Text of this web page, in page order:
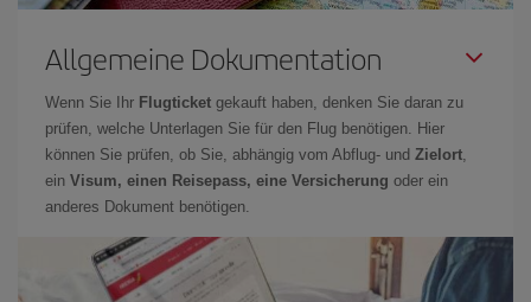
Allgemeine Dokumentation
Wenn Sie Ihr Flugticket gekauft haben, denken Sie daran zu
prüfen, welche Unterlagen Sie für den Flug benötigen. Hier
können Sie prüfen, ob Sie, abhängig vom Abflug- und Zielort,
ein Visum, einen Reisepass, eine Versicherung oder ein
anderes Dokument benötigen.